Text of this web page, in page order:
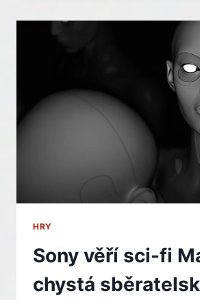
PODZIM.
POHÁDKOVÉHO
SI
ZAKLÁDÁ
HUMORU
HRY
Sony věří sci-fi
chystá